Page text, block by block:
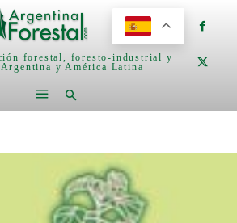
forestal, foresto-industrial y
y América Latina